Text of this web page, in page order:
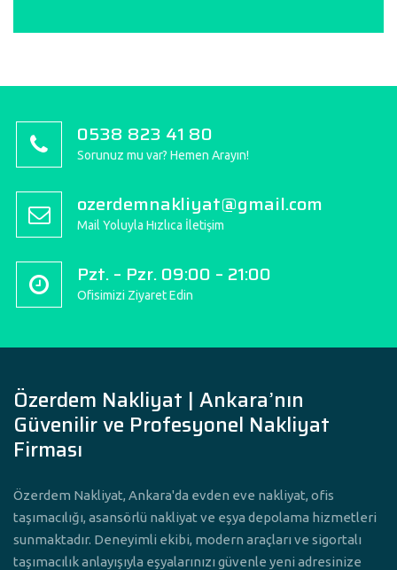
0538 823 41 80
Sorunuz mu var? Hemen Arayın!
ozerdemnakliyat@gmail.com
Mail Yoluyla Hızlıca İletişim
Pzt. – Pzr. 09:00 – 21:00
Ofisimizi Ziyaret Edin
Özerdem Nakliyat | Ankara’nın
Güvenilir ve Profesyonel Nakliyat
Firması
Özerdem Nakliyat, Ankara'da evden eve nakliyat, ofis
taşımacılığı, asansörlü nakliyat ve eşya depolama hizmetleri
sunmaktadır. Deneyimli ekibi, modern araçları ve sigortalı
taşımacılık anlayışıyla eşyalarınızı güvenle yeni adresinize